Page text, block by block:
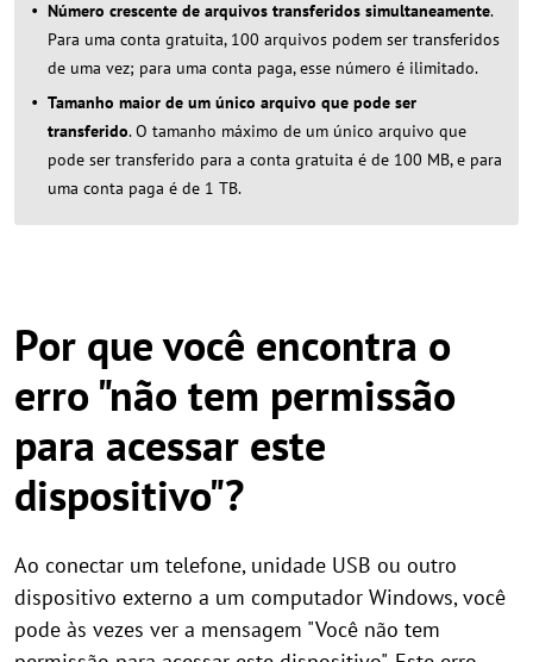
Número crescente de arquivos transferidos simultaneamente.
Para uma conta gratuita, 100 arquivos podem ser transferidos
de uma vez; para uma conta paga, esse número é ilimitado.
Tamanho maior de um único arquivo que pode ser
transferido. O tamanho máximo de um único arquivo que
pode ser transferido para a conta gratuita é de 100 MB, e para
uma conta paga é de 1 TB.
Por que você encontra o
erro "não tem permissão
para acessar este
dispositivo"?
Ao conectar um telefone, unidade USB ou outro
dispositivo externo a um computador Windows, você
pode às vezes ver a mensagem "Você não tem